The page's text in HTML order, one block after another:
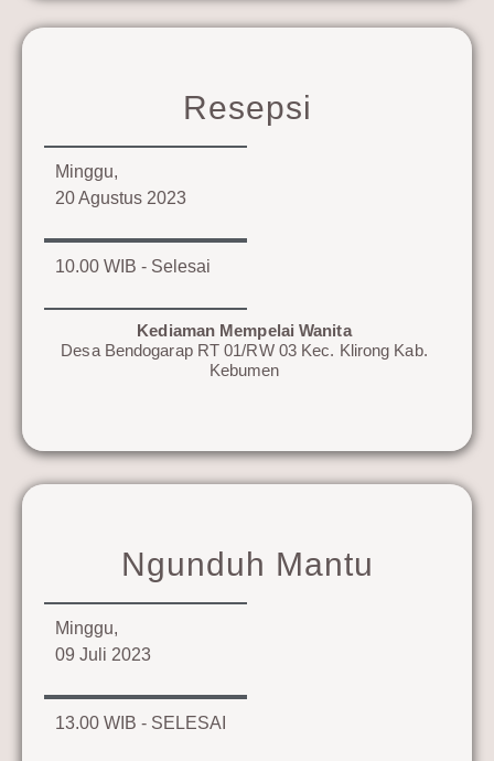
Resepsi
Minggu,
20 Agustus 2023
10.00 WIB - Selesai
Kediaman Mempelai Wanita
Desa Bendogarap RT 01/RW 03 Kec. Klirong Kab.
Kebumen
Ngunduh Mantu
Minggu,
09 Juli 2023
13.00 WIB - SELESAI